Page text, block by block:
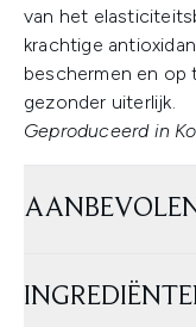
van het
krachtige
beschermen en op
gezonder uiterlijk.
Geproduceerd in